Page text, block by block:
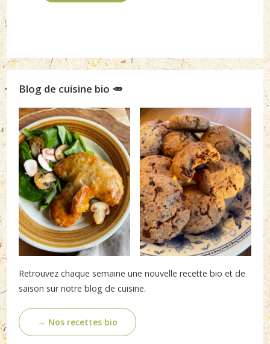
Blog de cuisine bio 🥕
Retrouvez chaque semaine une nouvelle recette bio et de
saison sur notre blog de cuisine.
→ Nos recettes bio